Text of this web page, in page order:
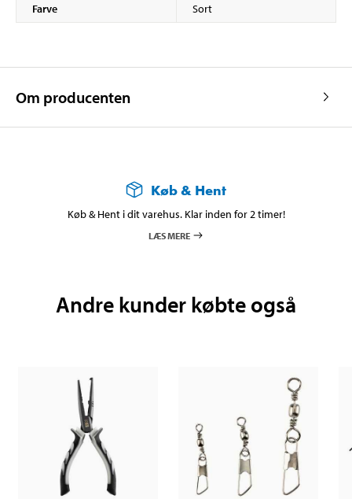
Farve
Sort
Om producenten
Køb & Hent
Køb & Hent i dit varehus. Klar inden for 2 timer!
LÆS MERE
Andre kunder købte også